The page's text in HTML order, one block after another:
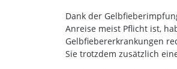
Dank der
Anreise meist Pflicht ist,
Gelbfiebererkrankungen
Sie trotzdem zusätzlich